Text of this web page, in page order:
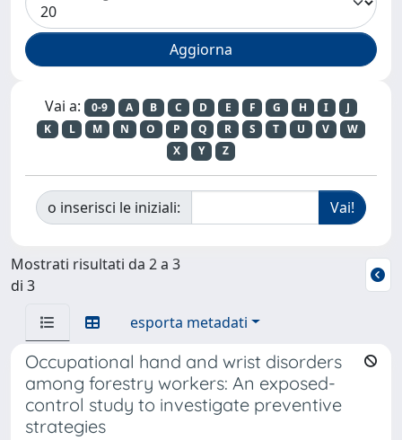
Vai a: 0-9 A B C D E F G H I
J
K
L M N O P Q R S T U V
W
X
Y Z
o inserisci le iniziali:
Mostrati risultati da 2 a 3
di 3
esporta metadati
Occupational hand and wrist disorders
among forestry workers: An exposed-
control study to investigate preventive
strategies